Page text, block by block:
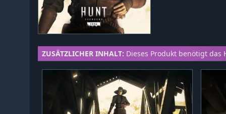
ZUSÄTZLICHER INHALT: Dieses Produkt benötigt das